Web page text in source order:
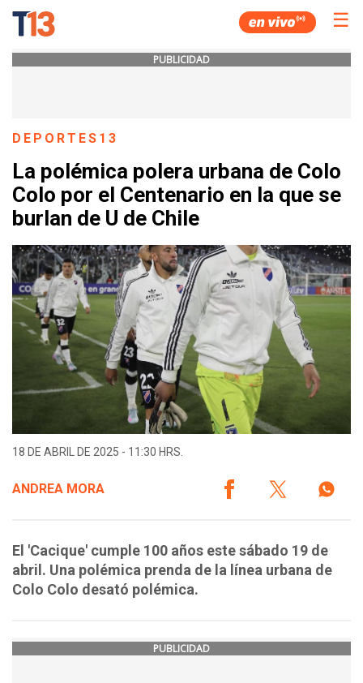
☰
PUBLICIDAD
DEPORTES13
La polémica polera urbana de Colo
Colo por el Centenario en la que se
burlan de U de Chile
18 DE ABRIL DE 2025 - 11:30 HRS.
ANDREA MORA
El 'Cacique' cumple 100 años este sábado 19 de
abril. Una polémica prenda de la línea urbana de
Colo Colo desató polémica.
PUBLICIDAD